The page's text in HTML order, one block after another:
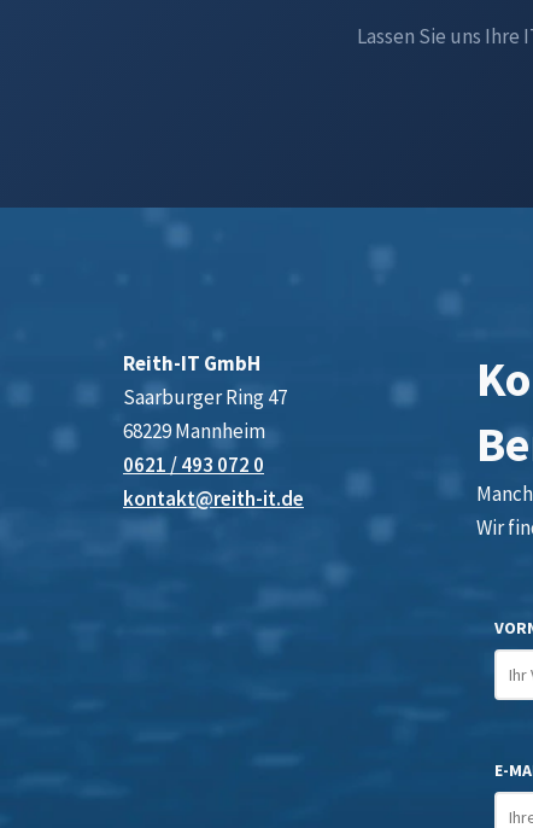
Lassen Sie uns
Reith-IT GmbH
Saarburger Ring 47
68229 Mannheim
0621 / 493 072 0
kontakt@reith-it.de
Wir
E-